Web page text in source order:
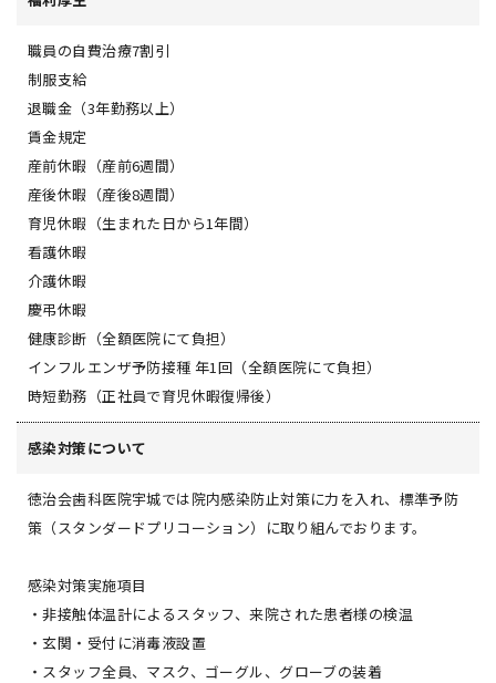
職員の自費治療7割引
制服支給
退職金（3年勤務以上）
賃金規定
産前休暇（産前6週間）
産後休暇（産後8週間）
育児休暇（生まれた日から1年間）
看護休暇
介護休暇
慶弔休暇
健康診断（全額医院にて負担）
インフルエンザ予防接種 年1回（全額医院にて負担）
時短勤務（正社員で育児休暇復帰後）
感染対策について
徳治会歯科医院宇城では院内感染防止対策に力を入れ、標準予防
策（スタンダードプリコーション）に取り組んでおります。
感染対策実施項目
・非接触体温計によるスタッフ、来院された患者様の検温
・玄関・受付に消毒液設置
・スタッフ全員、マスク、ゴーグル、グローブの装着